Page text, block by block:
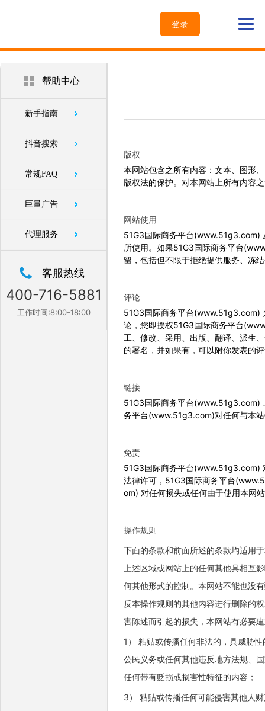
登录
帮助中心
新手指南
抖音搜索
常规FAQ
巨量广告
代理服务
客服热线
400-716-5881
工作时间:8:00-18:00
版权
本网站包含之所有内容：文本、图形
版权法的保护。对本网站上所有内容
网站使用
51G3国际商务平台(www.51g3.com)
所使用。如果51G3国际商务平台
留，包括但不限于拒绝提供服务、冻
评论
51G3国际商务平台(www.51g3.com)
论，您即授权51G3国际商务平台
工、修改、采用、出版、翻译、派生
的署名，并如果有，可以附你发表的
链接
51G3国际商务平台(www.51g3.com)
务平台(www.51g3.com)对任何与本
免责
51G3国际商务平台(www.51g3.com)
法律许可，51G3国际商务平台
om) 对任何损失或任何由于使用本网
操作规则
下面的条款和前面所述的条款均适用
上述区域或网站上的任何其他具相互
何其他形式的控制。本网站不能也没
反本操作规则的其他内容进行删除的
害陈述而引起的损失，本网站有必要
1） 粘贴或传播任何非法的，具威胁
公民义务或任何其他违反地方法规、
任何带有贬损或损害性特征的内容；
3） 粘贴或传播任何可能侵害其他人